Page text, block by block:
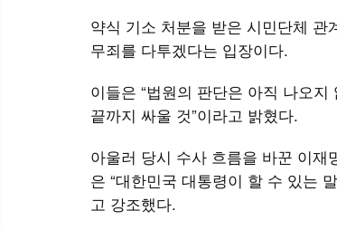
약식 기소 처분을 받은 시민단체 관
무죄를 다투겠다는 입장이다.
이들은 “법원의 판단은 아직 나오
끝까지 싸울 것”이라고 밝혔다.
아울러 당시 수사 흐름을 바꾼 이재
은 “대한민국 대통령이 할 수 있는
고 강조했다.